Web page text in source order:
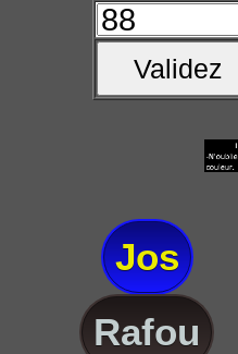
Validez
Jos
Rafou